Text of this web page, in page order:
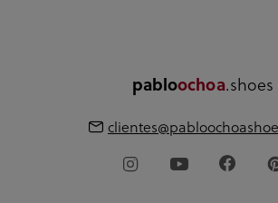
pabloochoa.shoes